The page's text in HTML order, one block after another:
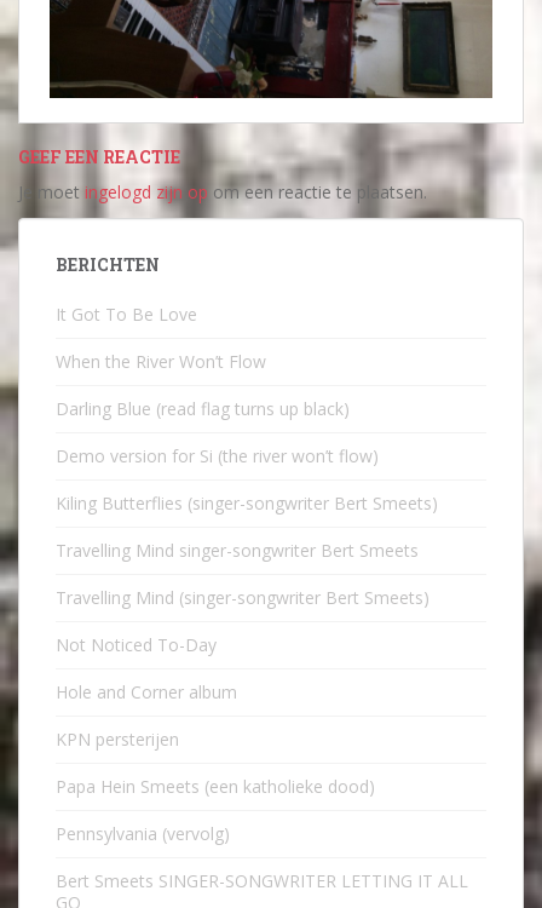
GEEF EEN REACTIE
Je moet ingelogd zijn op om een reactie te plaatsen.
BERICHTEN
It Got To Be Love
When the River Won’t Flow
Darling Blue (read flag turns up black)
Demo version for Si (the river won’t flow)
Kiling Butterflies (singer-songwriter Bert Smeets)
Travelling Mind singer-songwriter Bert Smeets
Travelling Mind (singer-songwriter Bert Smeets)
Not Noticed To-Day
Hole and Corner album
KPN persterijen
Papa Hein Smeets (een katholieke dood)
Pennsylvania (vervolg)
Bert Smeets SINGER-SONGWRITER LETTING IT ALL
GO